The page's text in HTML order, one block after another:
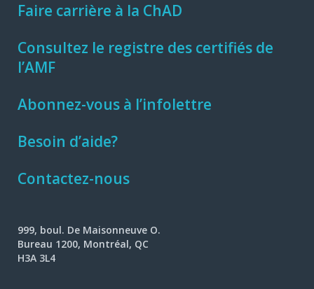
Faire carrière à la ChAD
Consultez le registre des certifiés de
l’AMF
Abonnez-vous à l’infolettre
Besoin d’aide?
Contactez-nous
999, boul. De Maisonneuve O.
Bureau 1200, Montréal, QC
H3A 3L4